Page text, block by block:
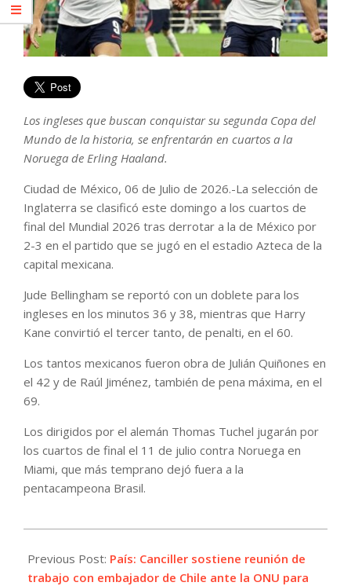
Los ingleses que buscan conquistar su segunda Copa del
Mundo de la historia, se enfrentarán en cuartos a la
Noruega de Erling Haaland.
Ciudad de México, 06 de Julio de 2026.-La selección de
Inglaterra se clasificó este domingo a los cuartos de
final del Mundial 2026 tras derrotar a la de México por
2-3 en el partido que se jugó en el estadio Azteca de la
capital mexicana.
Jude Bellingham se reportó con un doblete para los
ingleses en los minutos 36 y 38, mientras que Harry
Kane convirtió el tercer tanto, de penalti, en el 60.
Los tantos mexicanos fueron obra de Julián Quiñones en
el 42 y de Raúl Jiménez, también de pena máxima, en el
69.
Los dirigidos por el alemán Thomas Tuchel jugarán por
los cuartos de final el 11 de julio contra Noruega en
Miami, que más temprano dejó fuera a la
pentacampeona Brasil.
07-
06
Previous Post: País: Canciller sostiene reunión de
trabajo con embajador de Chile ante la ONU para